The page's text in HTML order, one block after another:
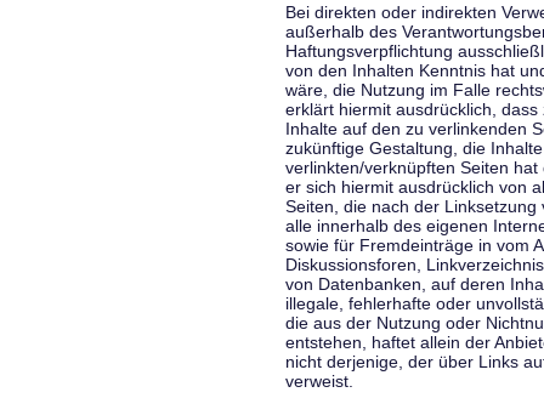
Bei direkten oder indirekten
außerhalb des
Haftungsverpflichtung
von den Inhalten Kenntnis hat
wäre, die Nutzung im Falle
erklärt hiermit ausdrücklich,
Inhalte auf den zu verlinkenden
zukünftige Gestaltung, die
verlinkten/verknüpften Seiten
er sich hiermit ausdrücklich von
Seiten, die nach der
alle innerhalb des eigenen
sowie für Fremdeinträge in vom
Diskussionsforen,
von Datenbanken, auf deren
illegale, fehlerhafte oder
die aus der Nutzung oder
entstehen, haftet allein der
nicht derjenige, der über Links
verweist.